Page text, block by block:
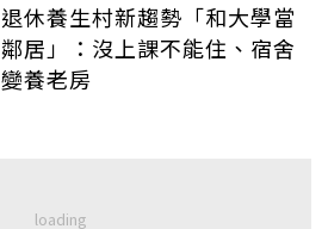
退休養生村新趨勢「和大學當
鄰居」：沒上課不能住、宿舍
變養老房